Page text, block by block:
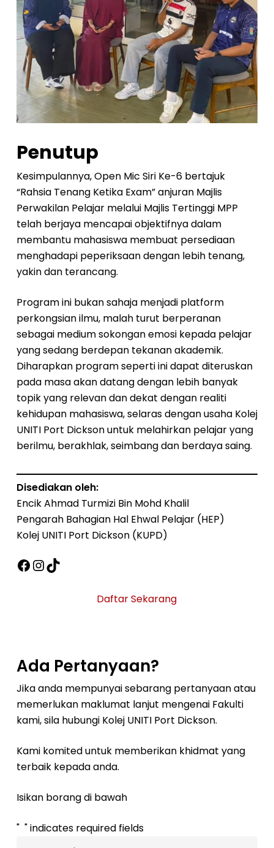
Penutup
Kesimpulannya, Open Mic Siri Ke-6 bertajuk
“Rahsia Tenang Ketika Exam” anjuran Majlis
Perwakilan Pelajar melalui Majlis Tertinggi MPP
telah berjaya mencapai objektifnya dalam
membantu mahasiswa membuat persediaan
menghadapi peperiksaan dengan lebih tenang,
yakin dan terancang.
Program ini bukan sahaja menjadi platform
perkongsian ilmu, malah turut berperanan
sebagai medium sokongan emosi kepada pelajar
yang sedang berdepan tekanan akademik.
Diharapkan program seperti ini dapat diteruskan
pada masa akan datang dengan lebih banyak
topik yang relevan dan dekat dengan realiti
kehidupan mahasiswa, selaras dengan usaha Kolej
UNITI Port Dickson untuk melahirkan pelajar yang
berilmu, berakhlak, seimbang dan berdaya saing.
Disediakan oleh:
Encik Ahmad Turmizi Bin Mohd Khalil
Pengarah Bahagian Hal Ehwal Pelajar (HEP)
Kolej UNITI Port Dickson (KUPD)
Facebook
Instagram
TikTok
Daftar Sekarang
Ada Pertanyaan?
Jika anda mempunyai sebarang pertanyaan atau
memerlukan maklumat lanjut mengenai Fakulti
kami, sila hubungi Kolej UNITI Port Dickson.
Kami komited untuk memberikan khidmat yang
terbaik kepada anda.
Isikan borang di bawah
"* " indicates required fields